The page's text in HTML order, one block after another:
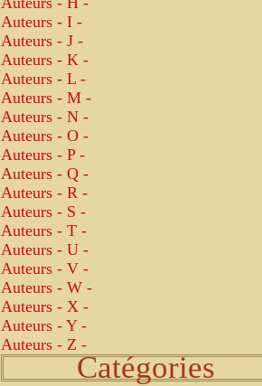
Auteurs - I -
Auteurs - J -
Auteurs - K -
Auteurs - L -
Auteurs - M -
Auteurs - N -
Auteurs - O -
Auteurs - P -
Auteurs - Q -
Auteurs - R -
Auteurs - S -
Auteurs - T -
Auteurs - U -
Auteurs - V -
Auteurs - W -
Auteurs - X -
Auteurs - Y -
Auteurs - Z -
Catégories